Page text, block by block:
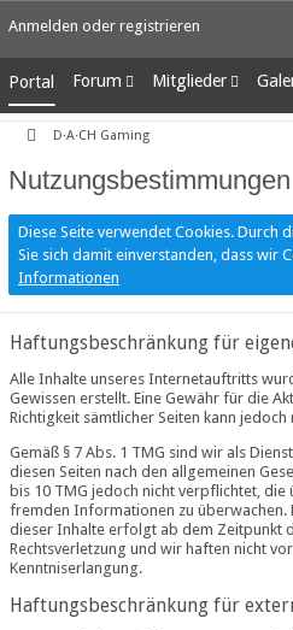
Anmelden oder registrieren
Portal Forum
Unerledigte Themen
Mitglieder
Letzte Aktivitäten
Team-Mitglieder
Mitgliedersuche
D·A·CH Gaming
Nutzungsbestimmungen
Diese Seite verwendet Cookies. Durch
Sie sich damit einverstanden, dass wir
Informationen
Haftungsbeschränkung für
Alle Inhalte unseres Internetauftritts
Gewissen erstellt. Eine Gewähr für die
Richtigkeit sämtlicher Seiten kann
Gemäß § 7 Abs. 1 TMG sind wir als
diesen Seiten nach den allgemeinen
bis 10 TMG jedoch nicht verpflichtet,
fremden Informationen zu überwachen.
dieser Inhalte erfolgt ab dem Zeitpunkt
Rechtsverletzung und wir haften nicht
Kenntniserlangung.
Haftungsbeschränkung für